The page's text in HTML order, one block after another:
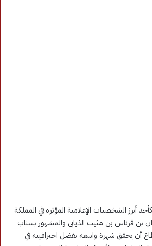
أبرز الشخصيات الإعلامية المؤثرة في المملكة
بن قرناس بن مثيب الذيابي والمشهور بسناب
أن يحقق شهرة واسعة بفضل احترافيته في